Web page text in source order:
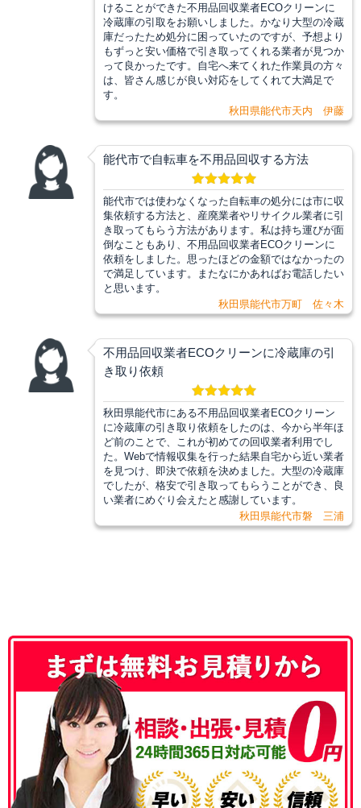
けることができた不用品回収業者ECOクリーンに
冷蔵庫の引取をお願いしました。かなり大型の冷蔵
庫だったため処分に困っていたのですが、予想より
もずっと安い価格で引き取ってくれる業者が見つか
って良かったです。自宅へ来てくれた作業員の方々
は、皆さん感じが良い対応をしてくれて大満足で
す。
秋田県能代市天内 伊藤
能代市で自転車を不用品回収する方法
能代市では使わなくなった自転車の処分には市に収
集依頼する方法と、産廃業者やリサイクル業者に引
き取ってもらう方法があります。私は持ち運びが面
倒なこともあり、不用品回収業者ECOクリーンに
依頼をしました。思ったほどの金額ではなかったの
で満足しています。またなにかあればお電話したい
と思います。
秋田県能代市万町 佐々木
不用品回収業者ECOクリーンに冷蔵庫の引
き取り依頼
秋田県能代市にある不用品回収業者ECOクリーン
に冷蔵庫の引き取り依頼をしたのは、今から半年ほ
ど前のことで、これが初めての回収業者利用でし
た。Webで情報収集を行った結果自宅から近い業者
を見つけ、即決で依頼を決めました。大型の冷蔵庫
でしたが、格安で引き取ってもらうことができ、良
い業者にめぐり会えたと感謝しています。
秋田県能代市磐 三浦